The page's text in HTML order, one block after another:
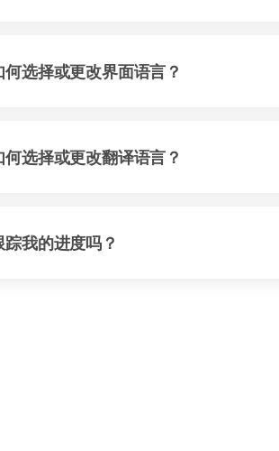
何选择或更改界面语言？
何选择或更改翻译语言？
踪我的进度吗？